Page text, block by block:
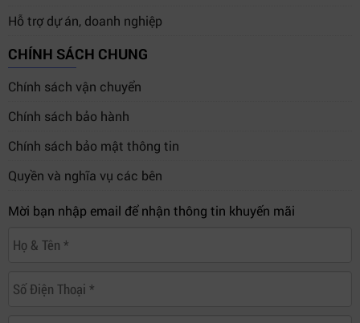
Hỗ trợ dự án, doanh nghiệp
CHÍNH SÁCH CHUNG
Chính sách vận chuyển
Chính sách bảo hành
Chính sách bảo mật thông tin
Quyền và nghĩa vụ các bên
Mời bạn nhập email để nhận thông tin khuyến mãi